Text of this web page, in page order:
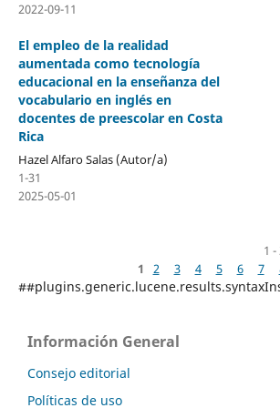
2022-09-11
El empleo de la realidad
aumentada como tecnología
educacional en la enseñanza del
vocabulario en inglés en
docentes de preescolar en Costa
Rica
Hazel Alfaro Salas (Autor/a)
1-31
2025-05-01
1
1
2 3 4 5 6 7
Información General
Consejo editorial
Políticas de uso